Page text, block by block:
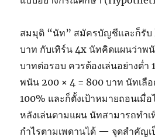
สมมุติ “นัท” สมัครบัญชีและก็รับ
บาท กับเทิร์น 4x นัทคิดแผนว่าพ
บาทต่อรอบ ควรต้องเล่นอย่างต่ำ
พนัน 200 × 4 = 800 บาท นัทเลื
100% และก็ตั้งเป้าหมายถอนเมื่
หลังเล่นตามแผน นัทสามารถทำ
กำไรตามเพดานได้ — จุดสำคัญเ